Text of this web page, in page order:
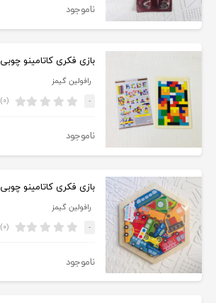
ناموجود
بازی فکری کاتامینو چوبی
رافولین گیمز
- (۰)
ناموجود
رافولین گیمز
- (۰)
ناموجود